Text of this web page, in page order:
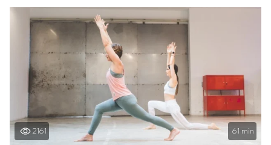
2161 61 min